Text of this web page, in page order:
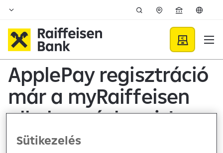
Ugrás a fő tartalomhoz
Hírek - Raiffeisen BANK
ApplePay regisztráció
már a myRaiffeisen
alkalmazásban is!
Hír / general / 2021. november 19.
Sütikezelés